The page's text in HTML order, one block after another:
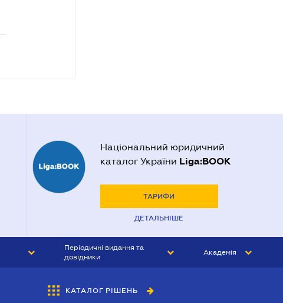
Національний юридичний
каталог України Liga:BOOK
ТАРИФИ
ДЕТАЛЬНІШЕ
Періодичні видання та
довідники
БУХГАЛТЕР&ЗАКОН
Академія
КАТАЛОГ РІШЕНЬ